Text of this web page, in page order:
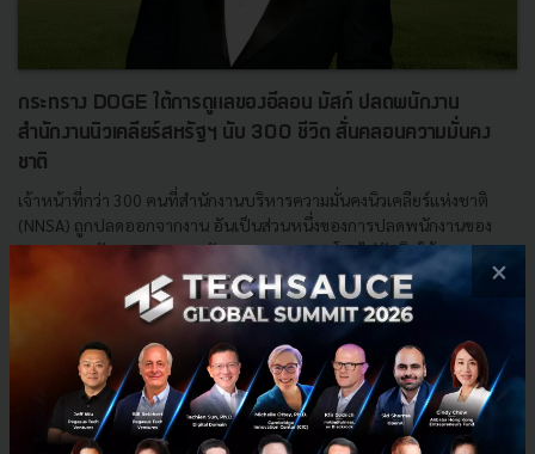
กระทราง DOGE ใต้การดูแลของอีลอน มัสก์ ปลดพนักงาน
สำนักงานนิวเคลียร์สหรัฐฯ นับ 300 ชีวิต สั่นคลอนความมั่นคง
ชาติ
เจ้าหน้าที่กว่า 300 คนที่สำนักงานบริหารความมั่นคงนิวเคลียร์แห่งชาติ
(NNSA) ถูกปลดออกจากงาน อันเป็นส่วนหนึ่งของการปลดพนักงานของ
กระทรวงพลังงาน จากการสนับสนุนของ DOGE โดยไม่ทันคิดให้ร...
กุมภาพันธ์ 19, 2025| ByTechsauce Team
NNSA DOGE elon-musk อีลอน-มัสก์
×